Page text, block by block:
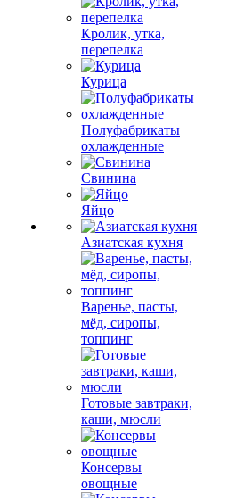
Кролик, утка,
перепелка
Курица
Полуфабрикаты
охлажденные
Свинина
Яйцо
Азиатская кухня
Варенье, пасты,
мёд, сиропы,
топпинг
Готовые завтраки,
каши, мюсли
Консервы
овощные